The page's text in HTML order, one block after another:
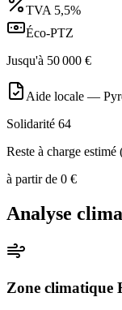
TVA 5,5%
Éco-PTZ
Jusqu'à 50 000 €
Aide locale —
Solidarité 64
Reste à charge
à partir de 0 €
Analyse
Zone climatique